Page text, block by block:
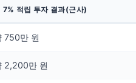
7% 적립 투자 결과(근사)
750만 원
2,200만 원